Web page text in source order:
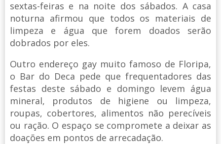
sextas-feiras e na noite dos sábados. A casa
noturna afirmou que todos os materiais de
limpeza e água que forem doados serão
dobrados por eles.
Outro endereço gay muito famoso de Floripa,
o Bar do Deca pede que frequentadores das
festas deste sábado e domingo levem água
mineral, produtos de higiene ou limpeza,
roupas, cobertores, alimentos não perecíveis
ou ração. O espaço se compromete a deixar as
doações em pontos de arrecadação.